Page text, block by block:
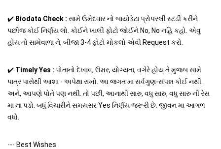
✔️ Biodata Check : સામે ઉમેદવાર નો બાયોડેટા પ્રોપરલી સ્ટડી કરીને
પછીજ કોઈ નિર્ણય લો. કોઈને ખાલી ફોટો જોઈને No, No નહિ કહો. એવુ
હોય તો સામેવાળા ને, બીજા 3-4 ફોટો મોકલો એવી Request કરો.
✔️ Timely Yes : પોતાનો દેખાવ, ઉંમર, યોગ્યતા, વગેરે હોય તે મુજબ સામે
પાત્ર પાસેથી આશા - અપેક્ષા રાખો. આ જગત મા સર્વગુણ-સંપન્ન કોઈ નથી.
અને, આપણે પોતે પણ નથી. તો પછી, આનાથી સારુ, વધુ સારુ, વધુ સારુ ની રેસ
મા ના પડો. બધું વિચારીને સમયસર Yes નિર્ણય જરૂરી છે. જીવન મા આગળ
વધો.
--- Best Wishes